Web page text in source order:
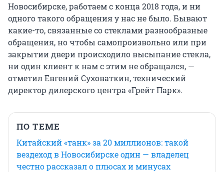
Новосибирске, работаем с конца 2018 года, и ни
одного такого обращения у нас не было. Бывают
какие-то, связанные со стеклами разнообразные
обращения, но чтобы самопроизвольно или при
закрытии двери происходило высыпание стекла,
ни один клиент к нам с этим не обращался, —
отметил Евгений Суховаткин, технический
директор дилерского центра «Грейт Парк».
ПО ТЕМЕ
Китайский «танк» за 20 миллионов: такой
вездеход в Новосибирске один — владелец
честно рассказал о плюсах и минусах